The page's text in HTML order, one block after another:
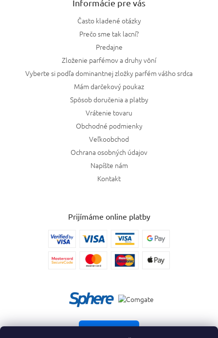
Informácie pre vás
Často kladené otázky
Prečo sme tak lacní?
Predajne
Zloženie parfémov a druhy vôní
Vyberte si podľa dominantnej zložky parfém vášho srdca
Mám darčekový poukaz
Spôsob doručenia a platby
Vrátenie tovaru
Obchodné podmienky
Veľkoobchod
Ochrana osobných údajov
Napíšte nám
Kontakt
Prijímáme online platby